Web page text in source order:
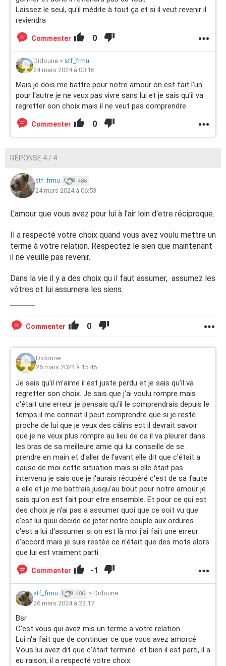
Laissez le seul, qu'il médite à tout ça et si il veut revenir il
reviendra
Commenter 0
Didoune > stf_frmu
24 mars 2024 à 00:16
Mais je dois me battre pour notre amour on est fait l'un
pour l'autre je ne veux pas vivre sans lui et je sais qu'il va
regretter son choix mais il ne veut pas comprendre
Commenter 0
RÉPONSE 4 / 4
stf_frmu 486
24 mars 2024 à 06:53
L'amour que vous avez pour lui à l'air loin d'etre réciproque.
Il a respecté votre choix quand vous avez voulu mettre un
terme à votre relation. Respectez le sien que maintenant
il ne veuille pas revenir.
Dans la vie il y a des choix qu il faut assumer, assumez les
vôtres et lui assumera les siens.
Commenter 0
Didoune
26 mars 2024 à 15:45
Je sais qu'il m'aime il est juste perdu et je sais qu'il va
regretter son choix. Je sais que j'ai voulu rompre mais
c'était une erreur je pensais qu'il le comprendrais depuis le
temps il me connait il peut comprendre que si je reste
proche de lui que je veux des câlins ect il devrait savoir
que je ne veux plus rompre au lieu de ca il va pleurer dans
les bras de sa meilleure amie qui lui conseille de se
prendre en main et d'aller de l'avant elle dit que c'était a
cause de moi cette situation mais si elle était pas
intervenu je sais que je l'aurais récupéré c'est de sa faute
a elle et je me battrais jusqu'au bout pour notre amour je
sais qu'on est fait pour etre ensemble. Et pour ce qui est
des choix je n'ai pas a assumer quoi que ce soit vu que
c'est lui quui decide de jeter notre couple aux ordures
c'est a lui d'assumer si on est là moi j'ai fait une erreur
d'accord mais je suis restée ce n'était que des mots alors
que lui est vraiment parti
Commenter -1
stf_frmu 486 > Didoune
26 mars 2024 à 23:17
Bsr
C'est vous qui avez mis un terme a votre relation.
Lui n'a fait que de continuer ce que vous avez amorcé.
Vous lui avez dit que c'était terminé et bien il est parti, il a
eu raison, il a respecté votre choix.